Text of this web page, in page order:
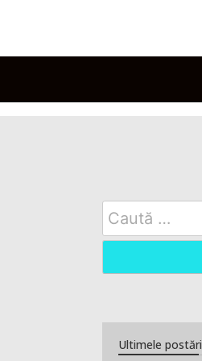
Search
for:
Ultimele postări